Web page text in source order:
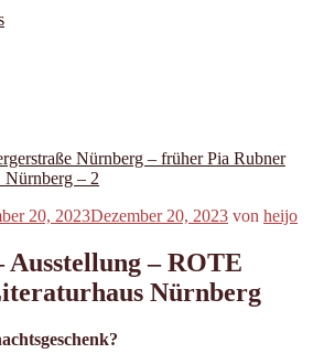
Nürnberg – früher Pia Rubner
– 2
20, 2023Dezember 20, 2023 von heijo
– ROTE
Nürnberg